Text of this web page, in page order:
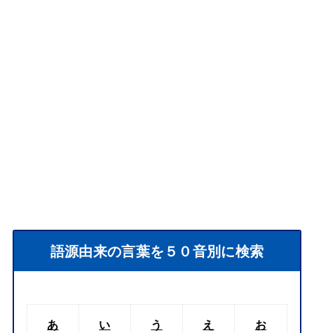
語源由来の言葉を５０音別に検索
あ い う え お